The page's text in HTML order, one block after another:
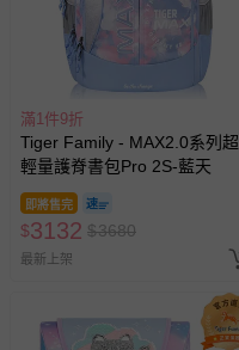
滿1件9折
Tiger Family - MAX2.0系列超
輕量護脊書包Pro 2S-藍天
即將售完
$3132 $3680
最新上架